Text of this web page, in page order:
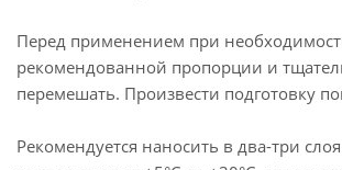
Перед применением при
рекомендованной пропорции и
перемешать. Произвести подготовку
Рекомендуется наносить в два-три